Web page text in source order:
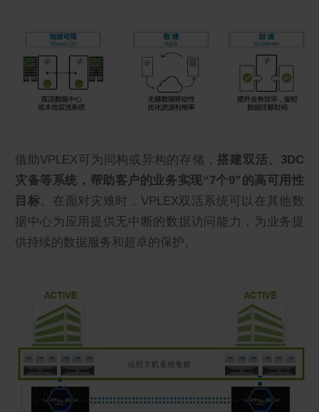
借助VPLEX可为同构或异构的存储，搭建双活、3DC
灾备等系统，帮助客户的业务实现“7个9”的高可用性
目标。在面对灾难时，VPLEX双活系统可以在其他数
据中心为应用提供无中断的数据访问能力，为业务提
供持续的数据服务和超卓的保护。